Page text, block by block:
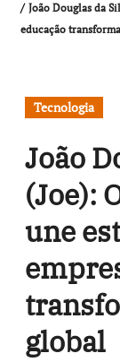
João Douglas da
educação
Tecnologia
João
(Joe):
une
global